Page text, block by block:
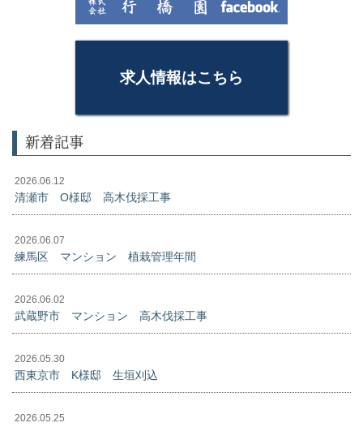
求人情報はこちら
新着記事
2026.06.12
清瀬市 O様邸 高木伐採工事
2026.06.07
練馬区 マンション 植栽管理年間
2026.06.02
武蔵野市 マンション 高木伐採工事
2026.05.30
西東京市 K様邸 生垣刈込
2026.05.25